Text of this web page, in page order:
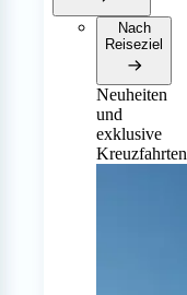
Nach
Reiseziel
Neuheiten
und
exklusive
Kreuzfahrten